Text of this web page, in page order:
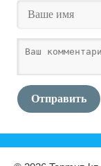
Отправить